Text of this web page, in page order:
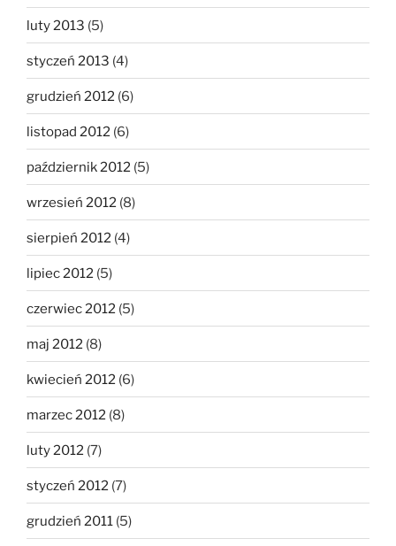
luty 2013 (5)
styczeń 2013 (4)
grudzień 2012 (6)
listopad 2012 (6)
październik 2012 (5)
wrzesień 2012 (8)
sierpień 2012 (4)
lipiec 2012 (5)
czerwiec 2012 (5)
maj 2012 (8)
kwiecień 2012 (6)
marzec 2012 (8)
luty 2012 (7)
styczeń 2012 (7)
grudzień 2011 (5)